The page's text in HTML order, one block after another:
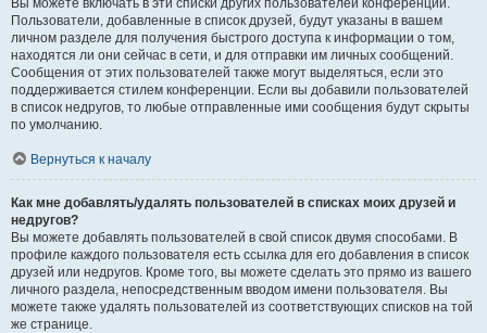
Вы можете включать в эти списки других пользователей конференции.
Пользователи, добавленные в список друзей, будут указаны в вашем
личном разделе для получения быстрого доступа к информации о том,
находятся ли они сейчас в сети, и для отправки им личных сообщений.
Сообщения от этих пользователей также могут выделяться, если это
поддерживается стилем конференции. Если вы добавили пользователей
в список недругов, то любые отправленные ими сообщения будут скрыты
по умолчанию.
Вернуться к началу
Как мне добавлять/удалять пользователей в списках моих друзей и
недругов?
Вы можете добавлять пользователей в свой список двумя способами. В
профиле каждого пользователя есть ссылка для его добавления в список
друзей или недругов. Кроме того, вы можете сделать это прямо из вашего
личного раздела, непосредственным вводом имени пользователя. Вы
можете также удалять пользователей из соответствующих списков на той
же странице.